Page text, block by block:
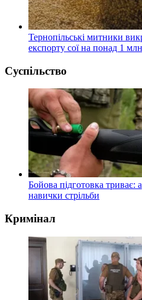
Тернопільські митники
експорту сої на понад 1
Суспільство
Бойова підготовка триває:
навички стрільби
Кримінал